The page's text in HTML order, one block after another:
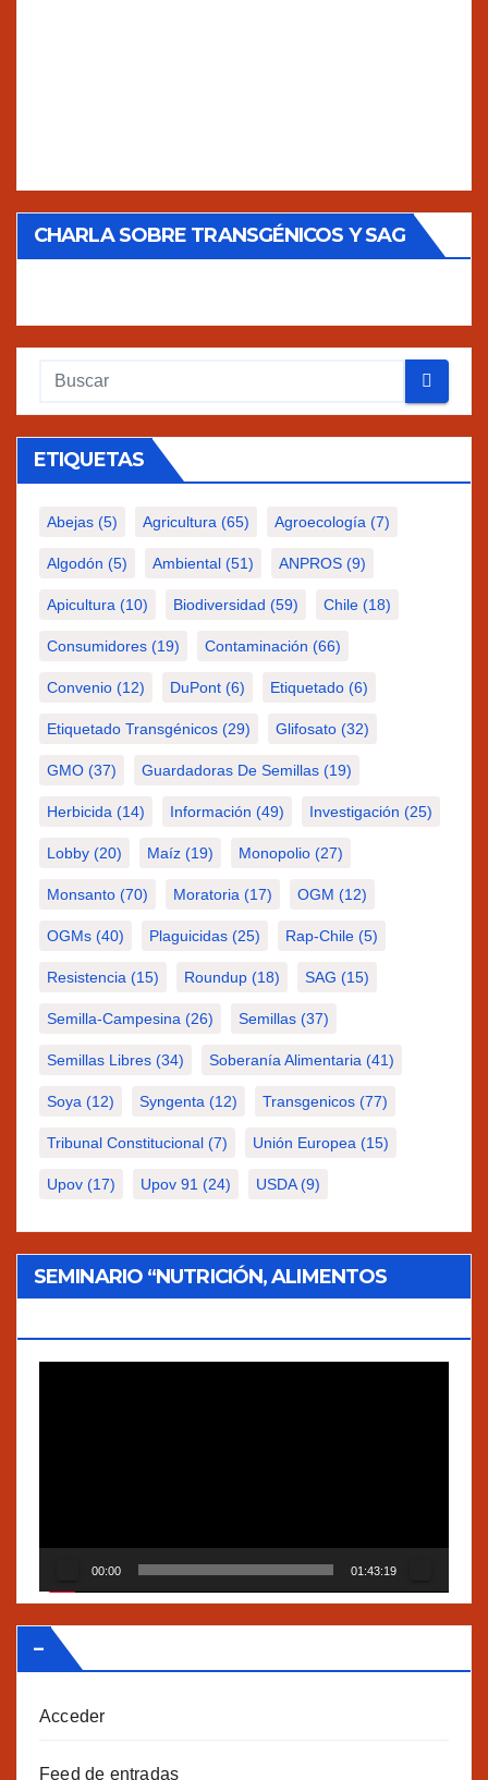
CHARLA SOBRE TRANSGÉNICOS Y SAG
ETIQUETAS
Abejas (5) Agricultura (65) Agroecología (7)
Algodón (5) Ambiental (51) ANPROS (9)
Apicultura (10) Biodiversidad (59) Chile (18)
Consumidores (19) Contaminación (66)
Convenio (12) DuPont (6) Etiquetado (6)
Etiquetado Transgénicos (29) Glifosato (32)
GMO (37) Guardadoras De Semillas (19)
Herbicida (14) Información (49) Investigación (25)
Lobby (20) Maíz (19) Monopolio (27)
Monsanto (70) Moratoria (17) OGM (12)
OGMs (40) Plaguicidas (25) Rap-Chile (5)
Resistencia (15) Roundup (18) SAG (15)
Semilla-Campesina (26) Semillas (37)
Semillas Libres (34) Soberanía Alimentaria (41)
Soya (12) Syngenta (12) Transgenicos (77)
Tribunal Constitucional (7) Unión Europea (15)
Upov (17) Upov 91 (24) USDA(9)
SEMINARIO “NUTRICIÓN, ALIMENTOS
00:00 01:43:19
–
Acceder
Feed de entradas